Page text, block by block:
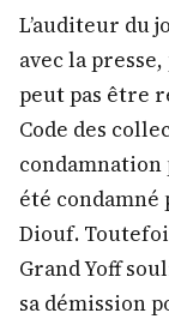
L’auditeur du
avec la
peut pas être
Code des
condamnation
été condamné
Diouf.
Grand Yoff
sa démission